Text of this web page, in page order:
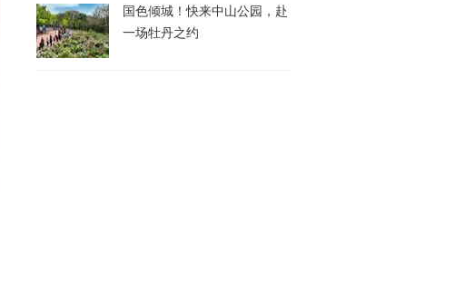
国色倾城！快来中山公园，赴
一场牡丹之约